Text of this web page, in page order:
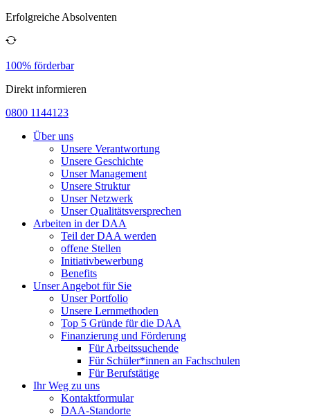
Erfolgreiche Absolventen
100% förderbar
Direkt informieren
0800 1144123
Über uns
Unsere Verantwortung
Unsere Geschichte
Unser Management
Unsere Struktur
Unser Netzwerk
Unser Qualitätsversprechen
Arbeiten in der DAA
Teil der DAA werden
offene Stellen
Initiativbewerbung
Benefits
Unser Angebot für Sie
Unser Portfolio
Unsere Lernmethoden
Top 5 Gründe für die DAA
Finanzierung und Förderung
Für Arbeitssuchende
Für Schüler*innen an Fachschulen
Für Berufstätige
Ihr Weg zu uns
Kontaktformular
DAA-Standorte